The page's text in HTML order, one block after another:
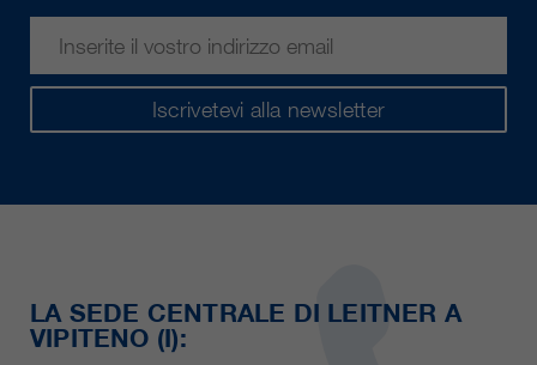
Iscrivetevi alla newsletter
LA SEDE CENTRALE DI LEITNER A
VIPITENO (I):